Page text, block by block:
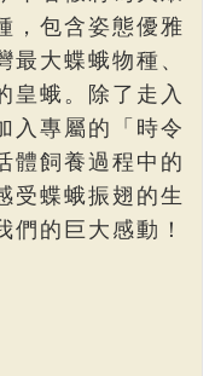
，包含姿態優雅
最大蝶蛾物種、
皇蛾。除了走入
入專屬的「時令
體飼養過程中的
受蝶蛾振翅的生
們的巨大感動！